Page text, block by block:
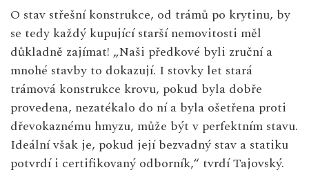
O stav střešní konstrukce, od trámů po krytinu, by
se tedy každý kupující starší nemovitosti měl
důkladně zajímat! „Naši předkové byli zruční a
mnohé stavby to dokazují. I stovky let stará
trámová konstrukce krovu, pokud byla dobře
provedena, nezatékalo do ní a byla ošetřena proti
dřevokaznému hmyzu, může být v perfektním stavu.
Ideální však je, pokud její bezvadný stav a statiku
potvrdí i certifikovaný odborník,“ tvrdí Tajovský.